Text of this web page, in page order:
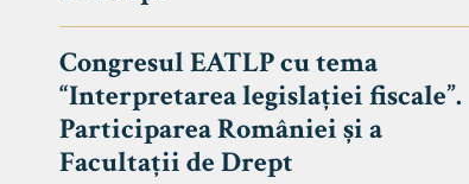
Congresul EATLP cu tema
“Interpretarea legislației fiscale”.
Participarea României și a
Facultații de Drept